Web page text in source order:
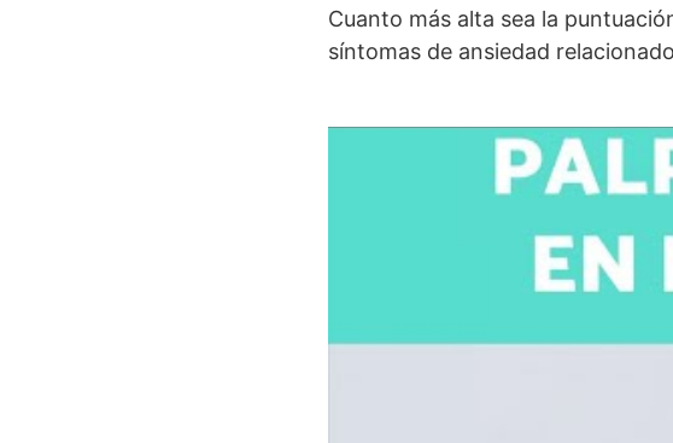
Cuanto más alta sea la
síntomas de ansiedad